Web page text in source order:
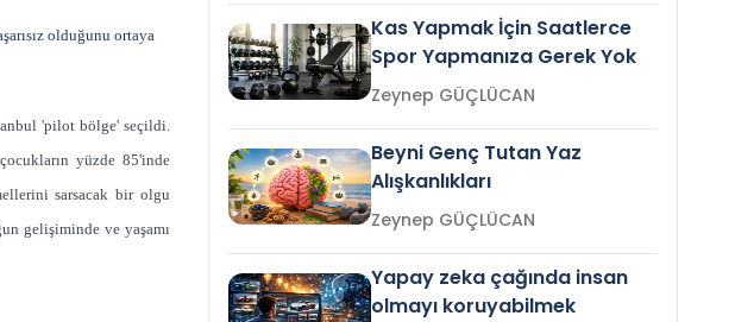
olduğunu ortaya
'pilot bölge' seçildi.
yüzde 85'inde
sarsacak bir olgu
gelişiminde ve yaşamı
Kas Yapmak İçin Saatlerce
Spor Yapmanıza Gerek Yok
Zeynep GÜÇLÜCAN
Beyni Genç Tutan Yaz
Alışkanlıkları
Zeynep GÜÇLÜCAN
Yapay zeka çağında insan
olmayı koruyabilmek